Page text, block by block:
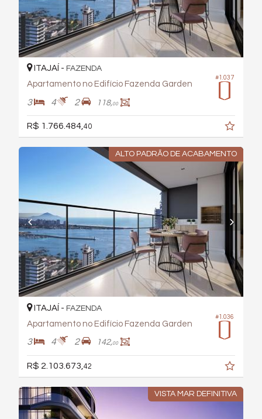
#1.037
ITAJAÍ - FAZENDA
Apartamento no Edifício Fazenda Garden
3 4 2 118,00
R$ 1.766.484,40
ALTO PADRÃO DE ACABAMENTO
#1.036
ITAJAÍ - FAZENDA
Apartamento no Edifício Fazenda Garden
3 4 2 142,00
R$ 2.103.673, 42
VISTA MAR DEFINITIVA